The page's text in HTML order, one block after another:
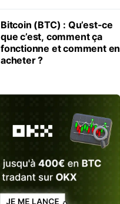
Bitcoin (BTC) : Qu’est-ce
que c’est, comment ça
fonctionne et comment en
acheter ?